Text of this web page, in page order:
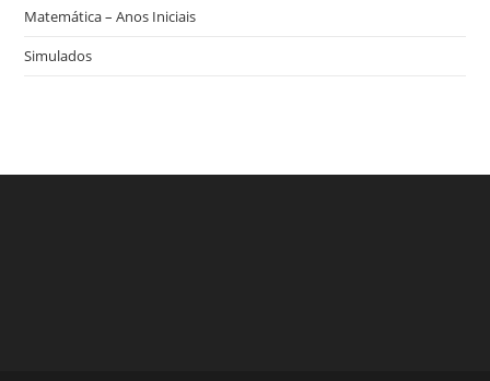
Matemática – Anos Iniciais
Simulados